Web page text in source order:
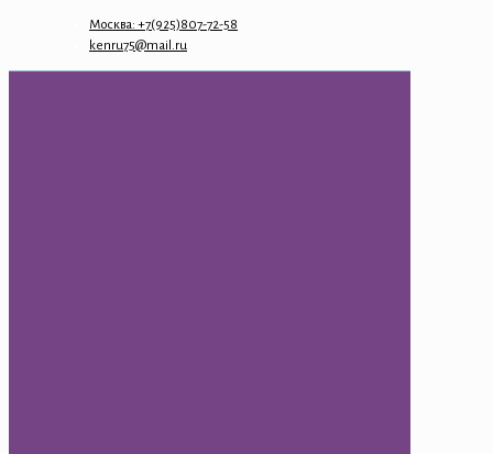
Москва: +7(925)807-72-58
kenru75@mail.ru